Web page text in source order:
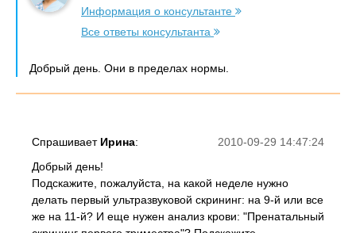
Информация о консультанте
Все ответы консультанта
Добрый день. Они в пределах нормы.
2010-09-29 14:47:24
Спрашивает Ирина:
Добрый день!
Подскажите, пожалуйста, на какой неделе нужно
делать первый ультразвуковой скрининг: на 9-й или все
же на 11-й? И еще нужен анализ крови: "Пренатальный